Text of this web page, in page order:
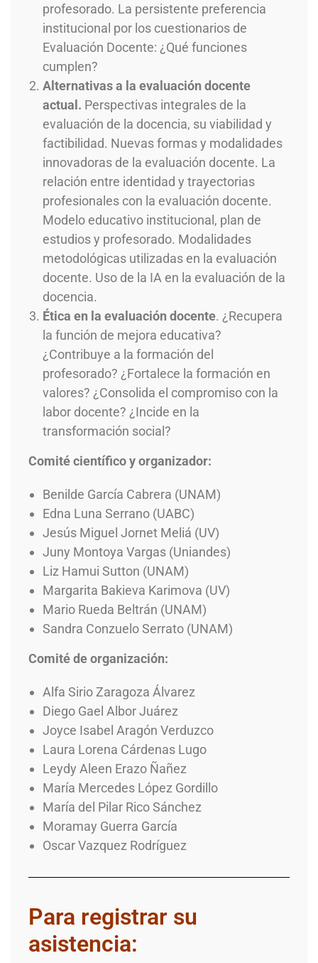
profesorado. La persistente preferencia
institucional por los cuestionarios de
Evaluación Docente: ¿Qué funciones
cumplen?
Alternativas a la evaluación docente
actual. Perspectivas integrales de la
evaluación de la docencia, su viabilidad y
factibilidad. Nuevas formas y modalidades
innovadoras de la evaluación docente. La
relación entre identidad y trayectorias
profesionales con la evaluación docente.
Modelo educativo institucional, plan de
estudios y profesorado. Modalidades
metodológicas utilizadas en la evaluación
docente. Uso de la IA en la evaluación de la
docencia.
Ética en la evaluación docente. ¿Recupera
la función de mejora educativa?
¿Contribuye a la formación del
profesorado? ¿Fortalece la formación en
valores? ¿Consolida el compromiso con la
labor docente? ¿Incide en la
transformación social?
Comité científico y organizador:
Benilde García Cabrera (UNAM)
Edna Luna Serrano (UABC)
Jesús Miguel Jornet Meliá (UV)
Juny Montoya Vargas (Uniandes)
Liz Hamui Sutton (UNAM)
Margarita Bakieva Karimova (UV)
Mario Rueda Beltrán (UNAM)
Sandra Conzuelo Serrato (UNAM)
Comité de organización:
Alfa Sirio Zaragoza Álvarez
Diego Gael Albor Juárez
Joyce Isabel Aragón Verduzco
Laura Lorena Cárdenas Lugo
Leydy Aleen Erazo Ñañez
María Mercedes López Gordillo
María del Pilar Rico Sánchez
Moramay Guerra García
Oscar Vazquez Rodríguez
Para registrar su
asistencia: